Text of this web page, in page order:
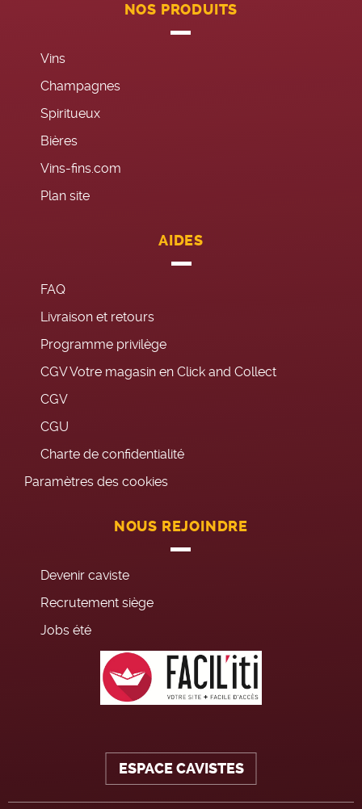
NOS PRODUITS
Vins
Champagnes
Spiritueux
Bières
Vins-fins.com
Plan site
AIDES
FAQ
Livraison et retours
Programme privilège
CGV Votre magasin en Click and Collect
CGV
CGU
Charte de confidentialité
Paramètres des cookies
NOUS REJOINDRE
Devenir caviste
Recrutement siège
Jobs été
ESPACE CAVISTES